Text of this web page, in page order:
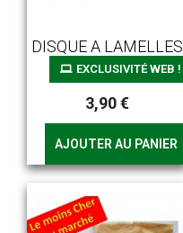
DISQUE A LAMELLES
3,90 €
AJOUTER AU PANIER
EXCLUSIVITÉ WEB !